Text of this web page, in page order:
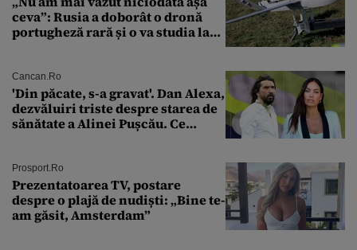
ceva”: Rusia a doborât o dronă
portugheză rară și o va studia la
Cancan.ro
'Din păcate, s-a gravat'. Dan Alexa,
dezvăluiri triste despre starea de
sănătate a Alinei Pușcău. Ce
Prosport.ro
Prezentatoarea TV, postare
despre o plajă de nudiști: „Bine te-
am găsit, Amsterdam”